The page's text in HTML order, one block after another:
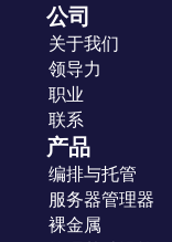
公司
关于我们
领导力
职业
联系
产品
编排与托管
服务器管理器
裸金属